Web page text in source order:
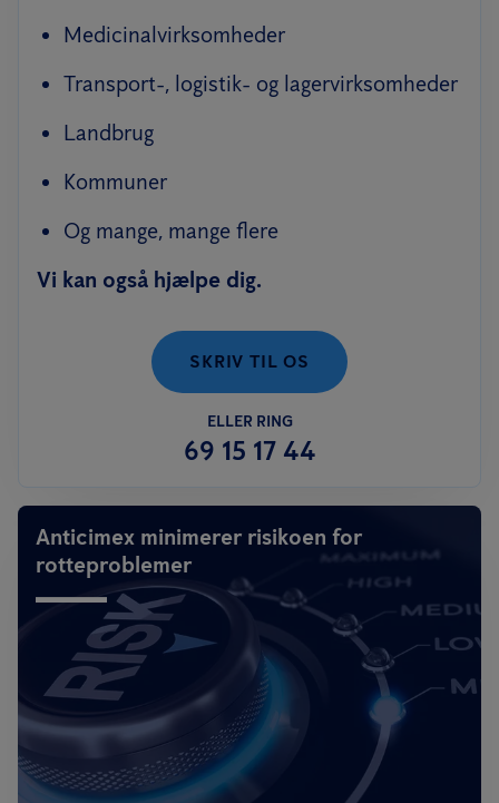
Medicinalvirksomheder
Transport-, logistik- og lagervirksomheder
Landbrug
Kommuner
Og mange, mange flere
Vi kan også hjælpe dig.
SKRIV TIL OS
ELLER RING
69 15 17 44
Anticimex minimerer risikoen for
rotteproblemer